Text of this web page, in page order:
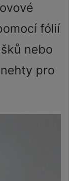
fólií
nebo
pro